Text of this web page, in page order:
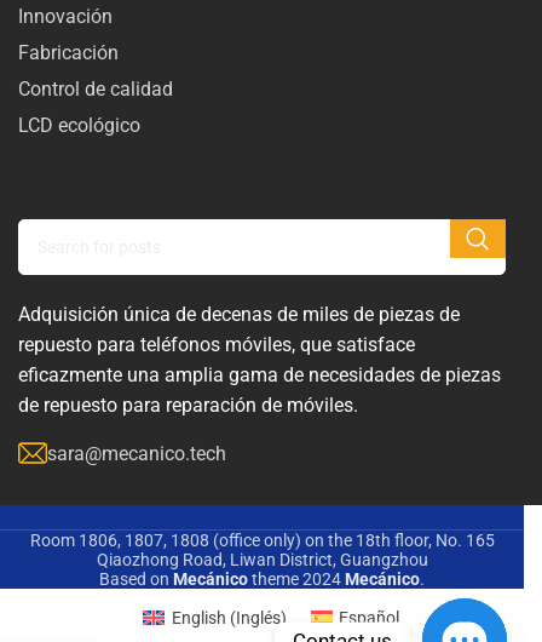
Innovación
Fabricación
Control de calidad
LCD ecológico
Adquisición única de decenas de miles de piezas de
repuesto para teléfonos móviles, que satisface
eficazmente una amplia gama de necesidades de piezas
de repuesto para reparación de móviles.
sara@mecanico.tech
Room 1806, 1807, 1808 (office only) on the 18th floor, No. 165
Qiaozhong Road, Liwan District, Guangzhou
Based on Mecánicotheme2024Mecánico.
English (Inglés) Español